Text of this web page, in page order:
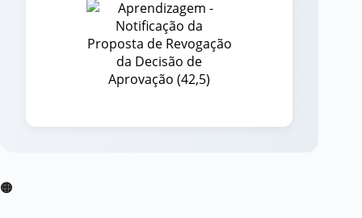
🟠